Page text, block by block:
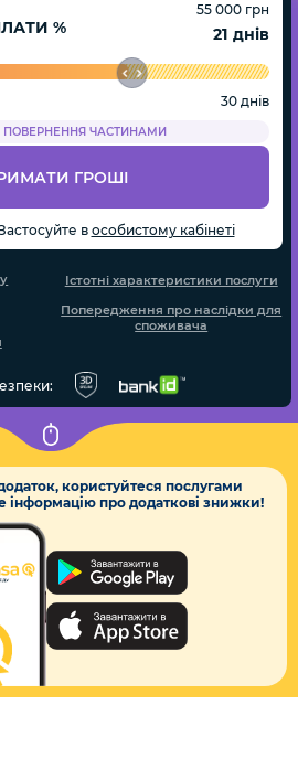
55 000 грн
% днів
30 днів
ПОВЕРНЕННЯ ЧАСТИНАМИ
ГРОШІ
в особистому кабінеті
Істотні характеристики послуги
Попередження про наслідки для
споживача
користуйтеся послугами
інформацію про додаткові знижки!